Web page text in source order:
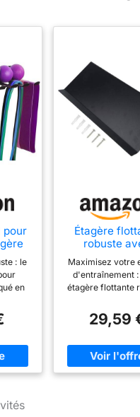
pour
de: le
en
un
la
Étagère
robuste
crochets –
Organiseur
pour
fitness en
Maximisez votre
d'entraînement
étagère flottante
résistance, les
sauter et les
portée de main,
ainsi
sols pour
29,59